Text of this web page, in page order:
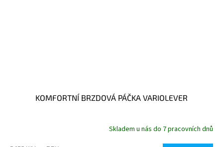
KOMFORTNÍ BRZDOVÁ PÁČKA VARIOLEVER
Skladem u nás do 7 pracovních dnů